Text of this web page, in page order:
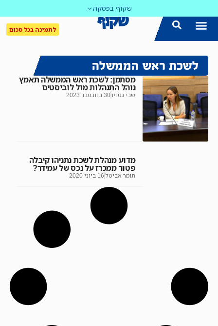
שקוף בפסקה
לתמיכה בכל סכום
לשכת ראש הממשלה
מסתמן: לשכת ראש הממשלה תאמץ
נוהל התנהלות מול לוביסטים
שבי גטניו30 בנובמבר 2023
מדוע מנהלת לשכת נתניהו קיבלה
פטור ממכרז על נכס של עמידר?
תומר אביטל 16 ביוני 2020